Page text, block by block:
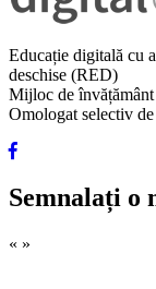
Educație digitală cu
deschise (RED)
Mijloc de
Omologat selectiv
Semnalați o
« »